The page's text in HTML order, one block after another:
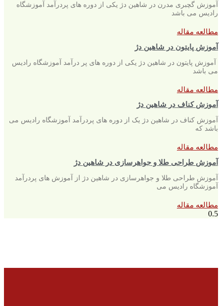
آموزش گچبری مدرن در شاهین دژ یکی از دوره های پردرآمد آموزشگاه
رادیس می باشد
مطالعه مقاله
آموزش پایتون در شاهین دژ
آموزش پایتون در شاهین دژ یکی از دوره های پر درآمد آموزشگاه رادیس
می باشد
مطالعه مقاله
آموزش کناف در شاهین دژ
آموزش کناف در شاهین دژ یک از دوره های پردرآمد آموزشگاه رادیس می
باشد که
مطالعه مقاله
آموزش طراحی طلا و جواهرسازی در شاهین دژ
آموزش طراحی طلا و جواهرسازی در شاهین دژ از آموزش های پردرآمد
آموزشگاه رادیس می
مطالعه مقاله